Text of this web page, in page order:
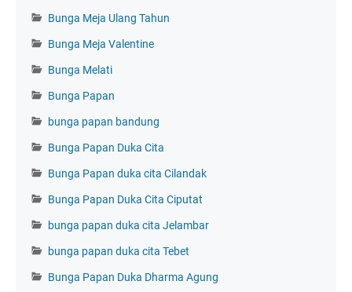
Bunga Meja Ulang Tahun
Bunga Meja Valentine
Bunga Melati
Bunga Papan
bunga papan bandung
Bunga Papan Duka Cita
Bunga Papan duka cita Cilandak
Bunga Papan Duka Cita Ciputat
bunga papan duka cita Jelambar
bunga papan duka cita Tebet
Bunga Papan Duka Dharma Agung